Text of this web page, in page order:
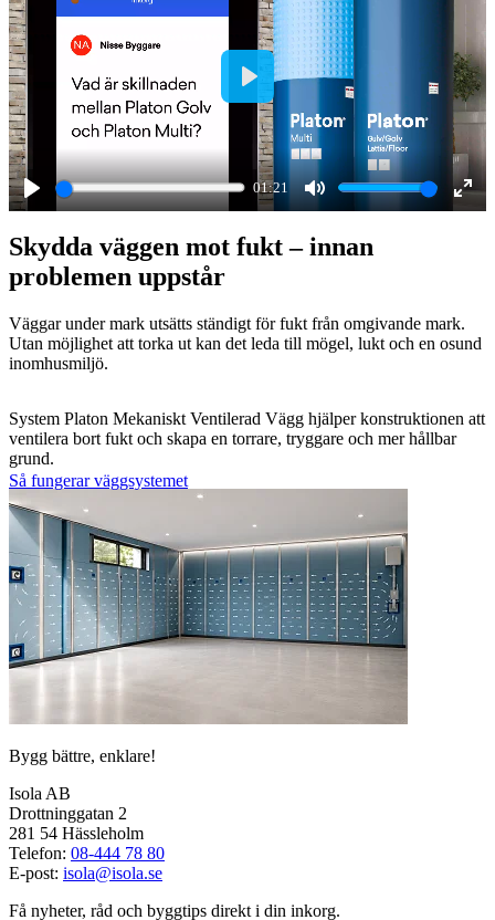
Play
01:21
Mute
Play
Skydda väggen mot fukt – innan
problemen uppstår
Väggar under mark utsätts ständigt för fukt från omgivande mark.
Utan möjlighet att torka ut kan det leda till mögel, lukt och en osund
inomhusmiljö.
System Platon Mekaniskt Ventilerad Vägg hjälper konstruktionen att
ventilera bort fukt och skapa en torrare, tryggare och mer hållbar
grund.
Så fungerar väggsystemet
Bygg bättre, enklare!
Isola AB
Drottninggatan 2
281 54 Hässleholm
Telefon: 08-444 78 80
E-post: isola@isola.se
Få nyheter, råd och byggtips direkt i din inkorg.